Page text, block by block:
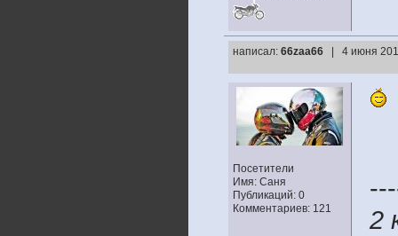
написал: 66zaa66 | 4 июня
Посетители
Имя: Саня
Публикаций: 0
Комментариев: 121
2